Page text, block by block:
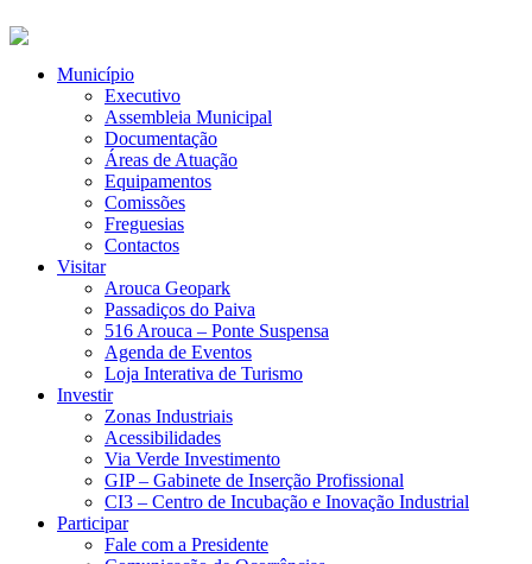
Município
Executivo
Assembleia Municipal
Documentação
Áreas de Atuação
Equipamentos
Comissões
Freguesias
Contactos
Visitar
Arouca Geopark
Passadiços do Paiva
516 Arouca – Ponte Suspensa
Agenda de Eventos
Loja Interativa de Turismo
Investir
Zonas Industriais
Acessibilidades
Via Verde Investimento
GIP – Gabinete de Inserção Profissional
CI3 – Centro de Incubação e Inovação Industrial
Participar
Fale com a Presidente